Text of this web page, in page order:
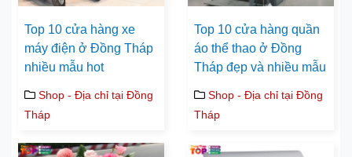
Top 10 cửa hàng xe
máy điện ở Đồng Tháp
nhiều mẫu hot
Shop - Địa chỉ tại Đồng
Tháp
Top 10 cửa hàng quần
áo thể thao ở Đồng
Tháp đẹp và nhiều mẫu
Shop - Địa chỉ tại Đồng
Tháp